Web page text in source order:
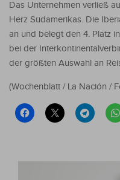
Das Unternehmen verließ
Herz Südamerikas. Die
an und belegt den 4. Platz
bei der
der größten Auswahl an
(Wochenblatt / La Nación /